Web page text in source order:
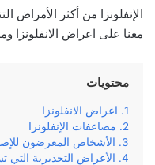
الإنفلونزا من أكثر
معنا على اعراض الانفلونزا
محتويات
اعراض الانفلونزا
مضاعفات الإنفلونزا
الأشخاص المعرضون
الأعراض التحذيرية التي